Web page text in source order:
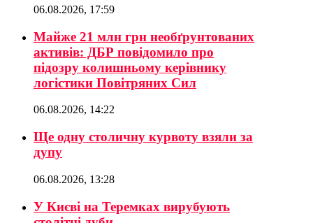
06.08.2026, 17:59
Майже 21 млн грн необґрунтованих
активів: ДБР повідомило про
підозру колишньому керівнику
логістики Повітряних Сил
06.08.2026, 14:22
Ще одну столичну курвоту взяли за
дупу
06.08.2026, 13:28
У Києві на Теремках вирубують